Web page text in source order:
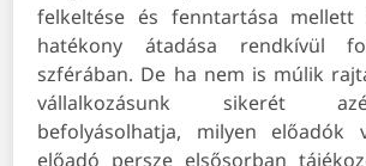
felkeltése és fenntartása mellett
hatékony átadása rendkívül
szférában. De ha nem is múlik
vállalkozásunk sikerét
befolyásolhatja, milyen előadók
előadó persze elsősorban